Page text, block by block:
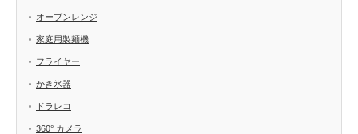
オーブンレンジ
家庭用製麺機
フライヤー
かき氷器
ドラレコ
360° カメラ